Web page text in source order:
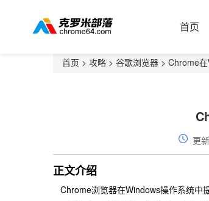
首页
首页 > 攻略 > 谷歌浏览器 > Chrome
更
正文介绍
Chrome浏览器在Windows操作系统中